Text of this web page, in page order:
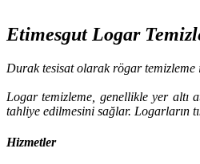
Etimesgut Logar
Durak tesisat olarak rögar temizleme
Logar temizleme, genellikle yer altı
tahliye edilmesini sağlar. Logarların
Hizmetler